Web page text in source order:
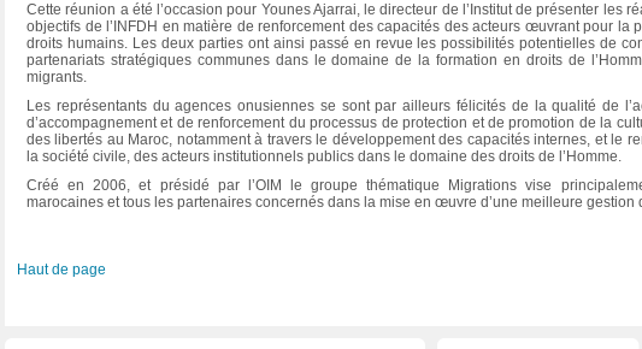
Cette réunion a été l’occasion pour Younes Ajarrai, le directeur de l’Institut de présenter les
objectifs de l’INFDH en matière de renforcement des capacités des acteurs œuvrant pour la
droits humains. Les deux parties ont ainsi passé en revue les possibilités potentielles de
partenariats stratégiques communes dans le domaine de la formation en droits de
migrants.
Les représentants du agences onusiennes se sont par ailleurs félicités de la qualité de
d’accompagnement et de renforcement du processus de protection et de promotion de la
des libertés au Maroc, notamment à travers le développement des capacités internes, et le
la société civile, des acteurs institutionnels publics dans le domaine des droits de l’Homme.
Créé en 2006, et présidé par l’OIM le groupe thématique Migrations vise
marocaines et tous les partenaires concernés dans la mise en œuvre d’une meilleure gestion
Haut de page